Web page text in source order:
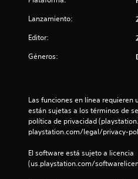
Lanzamiento:
Editor:
Géneros:
Las funciones en línea requieren
están sujetas a los términos de
política de privacidad
playstation.com/legal/privacy-
El software está sujeto a licencia
(us.playstation.com/